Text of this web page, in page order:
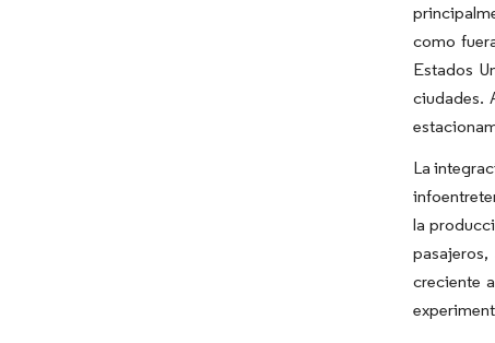
como
Estados
ciudades.
La
la
creciente